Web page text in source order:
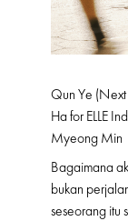
Qun Ye
Ha for ELLE
Myeong Min
Bagaimana
bukan
seseorang itu